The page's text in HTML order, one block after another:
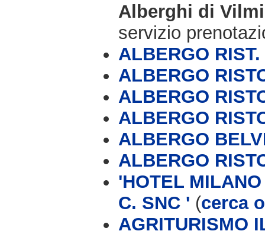
Alberghi di
servizio
ALBERGO
ALBERGO
ALBERGO
ALBERGO
ALBERGO
ALBERGO
'HOTEL
C. SNC ' (cerca
AGRITURISMO